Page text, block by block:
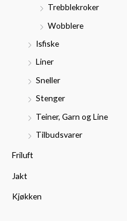
Trebblekroker
Wobblere
Isfiske
Liner
Sneller
Stenger
Teiner, Garn og Line
Tilbudsvarer
Friluft
Jakt
Kjøkken